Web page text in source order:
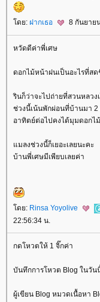
ดย: ฝากเธอ 8 กันยาย
หวัดดีค่าพี่เศษ
ดอกไม้หน้าฝนเป็นอะไรที่สด
รินก็ว่าจะไปถ่ายที่สวนหลวง
ช่วงนี้เน้นพักผ่อนที่บ้านมา 2
อาทิตย์ต่อไปคงได้มุมดอกไ
มลงช่วงนี้ก็เยอะเลยนะคะ
บ้านพี่เศษมีเพียบเลยค่า
ดย: Rinsa Yoyolive
22:56:34 น.
กดโหวตให้ 1 จิ๊กค่า
บันทึกการโหวต Blog ในวัน
ผู้เขียน Blog หมวดเนื้อหา